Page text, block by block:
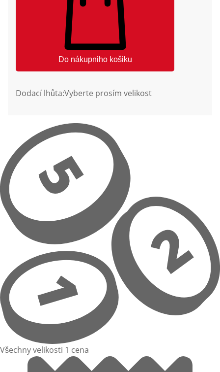
Do nákupniho košiku
Dodací lhůta:Vyberte prosím velikost
Všechny velikosti 1 cena